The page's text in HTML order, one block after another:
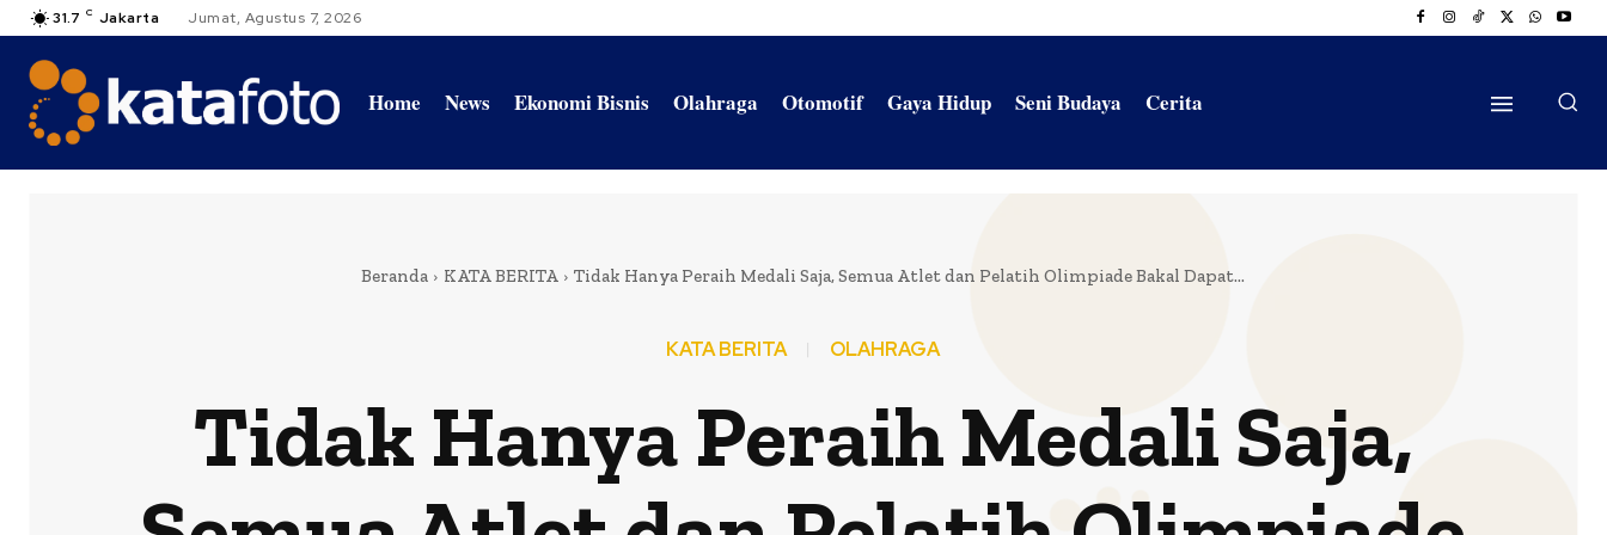
31.7 C Jakarta Jumat, Agustus 7, 2026
Home News Ekonomi Bisnis Olahraga Otomotif Gaya Hidup Seni Budaya Cerita
Beranda KATA BERITA Tidak Hanya Peraih Medali Saja, Semua Atlet dan Pelatih Olimpiade Bakal Dapat...
KATA BERITA OLAHRAGA
Tidak Hanya Peraih Medali Saja,